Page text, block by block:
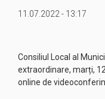
11.07.2022 - 13:17
Consiliul Local al
extraordinare, marți,
online de